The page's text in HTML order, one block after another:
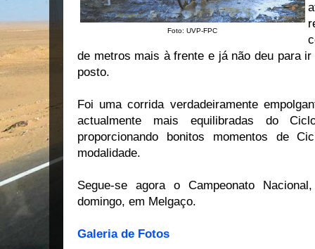
Foto: UVP-FPC
de metros mais à frente e já não deu para
posto.
Foi uma corrida verdadeiramente
actualmente mais equilibradas do
proporcionando bonitos momentos de
modalidade.
Segue-se agora o Campeonato
domingo, em Melgaço.
Galeria de Fotos